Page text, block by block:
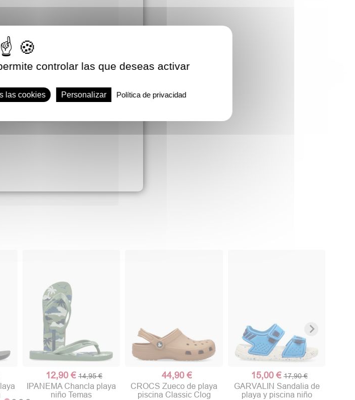
12,90 €14,95 €
IPANEMA Chancla playa
niño Temas
44,90 €
CROCS Zueco de playa
piscina Classic Clog
15,00 €17,90 €
GARVALIN Sandalia de
playa y piscina niño
controlar las que deseas activar
las cookies Personalizar Política de privacidad